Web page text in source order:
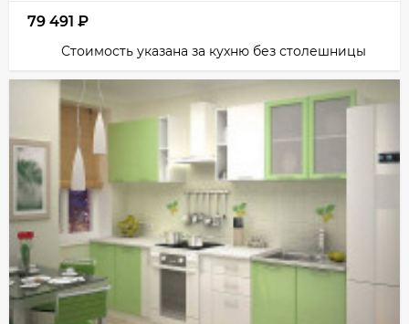
79 491 ₽
Стоимость указана за кухню без столешницы